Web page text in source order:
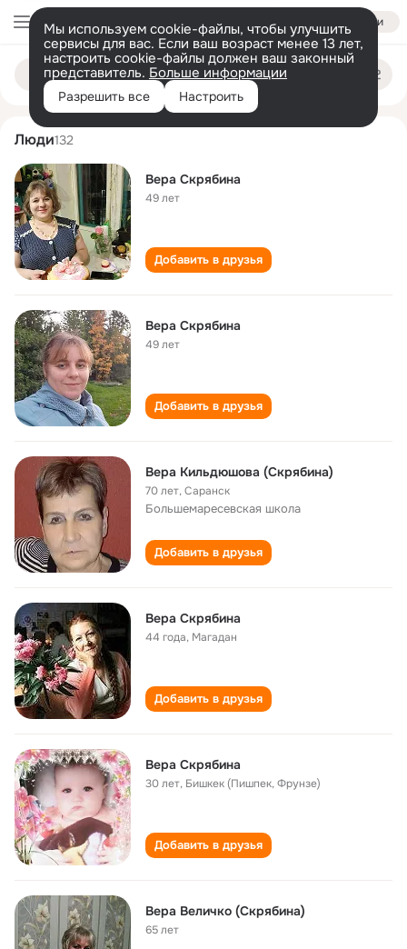
Войти
Мы используем cookie-файлы, чтобы улучшить
сервисы для вас. Если ваш возраст менее 13 лет,
настроить cookie-файлы должен ваш законный
представитель. Больше информации
Разрешить все Настроить
Поиск
vera skryabina
Люди132
Вера Скрябина
49 лет
Добавить в друзья
Вера Скрябина
49 лет
Добавить в друзья
Вера Кильдюшова (Скрябина)
70 лет,Саранск
Большемаресевская школа
Добавить в друзья
Вера Скрябина
44 года, Магадан
Добавить в друзья
Вера Скрябина
30 лет, Бишкек (Пишпек, Фрунзе)
Добавить в друзья
Вера Величко (Скрябина)
65 лет